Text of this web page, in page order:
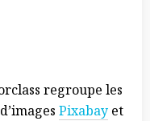
regroupe les
Pixabay et